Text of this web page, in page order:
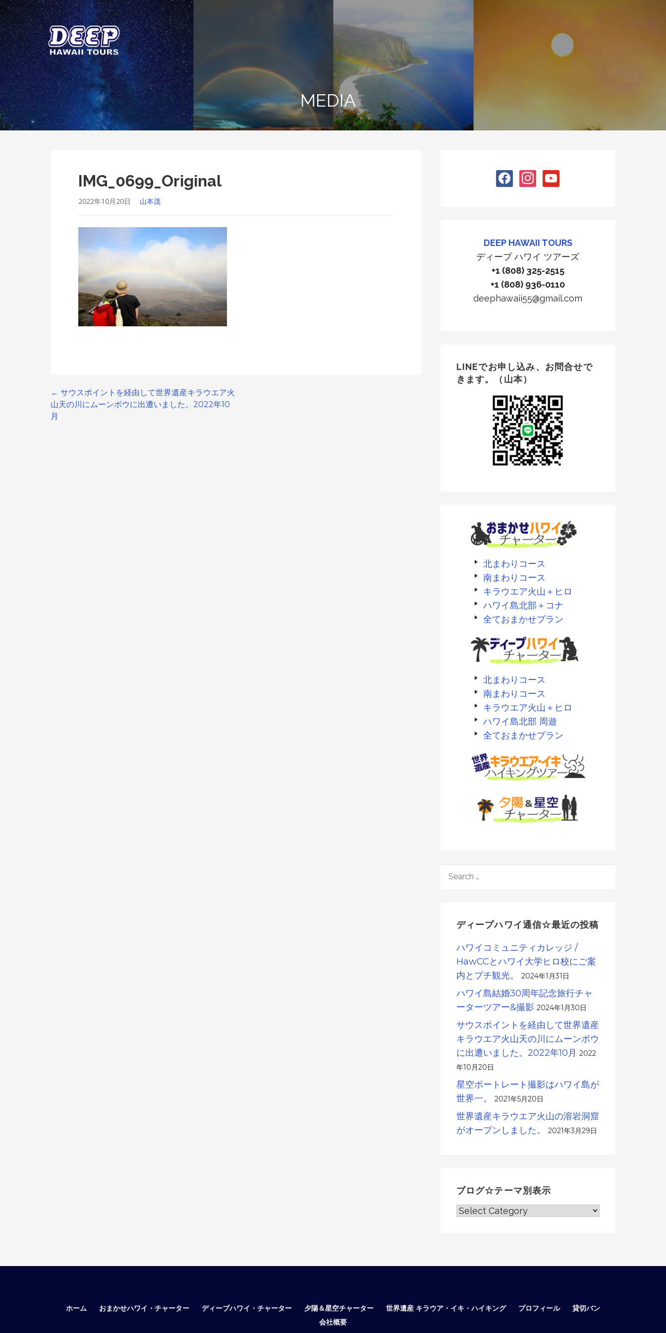
Skip
to
content
ディープ ハワイ ツアーズ
ハワイ島のプライベートツアー
MEDIA
IMG_0699_Original
2022年10月20日 山本茂
Post
navigation
← サウスポイントを経由して世界遺産キラウエア火
山天の川にムーンボウに出遭いました。2022年10
月
facebookinstagramyoutube
DEEP HAWAII TOURS
ディープ ハワイ ツアーズ
+1 (808) 325-2515
+1 (808) 936-0110
deephawaii55@gmail.com
LINEでお申し込み、お問合せで
きます。（山本）
北まわりコース
南まわりコース
キラウエア火山＋ヒロ
ハワイ島北部＋コナ
全ておまかせプラン
北まわりコース
南まわりコース
キラウエア火山＋ヒロ
ハワイ島北部 周遊
全ておまかせプラン
FOR:
ディープハワイ通信☆最近の投稿
ハワイコミュニティカレッジ /
HawCCとハワイ大学ヒロ校にご案
内とプチ観光。
2024年1月31日
ハワイ島結婚30周年記念旅行チャ
ーターツアー&撮影 2024年1月30日
サウスポイントを経由して世界遺産
キラウエア火山天の川にムーンボウ
に出遭いました。2022年10月 2022
年10月20日
星空ポートレート撮影はハワイ島が
世界一。
2021年5月20日
世界遺産キラウエア火山の溶岩洞窟
がオープンしました。
2021年3月29日
ブログ☆テーマ別表示
ブ
ー
表
ホーム おまかせハワイ・チャーター ディープハワイ・チャーター 夕陽＆星空チャーター 世界遺産 キラウア・イキ・ハイキング プロフィール
貸切バン
会社概要